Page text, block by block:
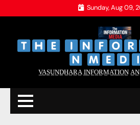
to
Sunday, Aug 09,
V̲A̲S̲U̲N̲D̲H̲A̲R̲A̲ I̲N̲F̲O̲R̲M̲A̲T̲I̲O̲N̲